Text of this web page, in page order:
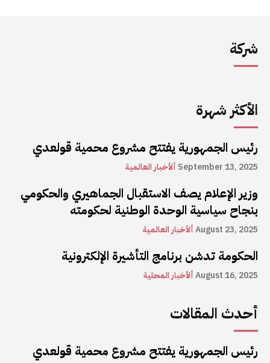
شركة
الأكثر شهرة
رئيس الجمهورية يفتتح مشروع محمية قولعدي
ألأخبار العالمية September 13, 2025
وزير الإعلام يصف الاستقبال الجماهيري والحكومي
بنجاح سياسية الوحدة الوطنية لحكومته
ألأخبار العالميةAugust 23, 2025
الحكومة تدشن برنامج التأشيرة الإلكترونية
ألأخبار المحليةAugust 16, 2025
أحدث المقالات
رئيس الجمهورية يفتتح مشروع محمية قولعدي